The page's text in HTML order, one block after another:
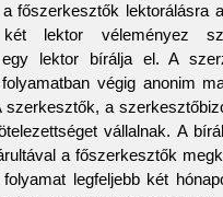
főszerkesztők lektorálásra
két lektor véleményez
egy lektor bírálja el. A
végig anonim
szerkesztők, a
vállalnak. A
a főszerkesztők
legfeljebb két